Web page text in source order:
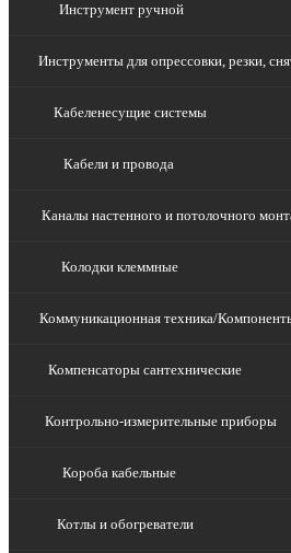
Инструмент ручной
Инструменты для опрессовки, резки,
Кабеленесущие системы
Кабели и провода
Каналы настенного и потолочного
Колодки клеммные
Коммуникационная техника/
Компенсаторы сантехнические
Контрольно-измерительные приборы
Короба кабельные
Котлы и обогреватели